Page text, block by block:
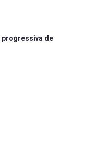
progressiva de